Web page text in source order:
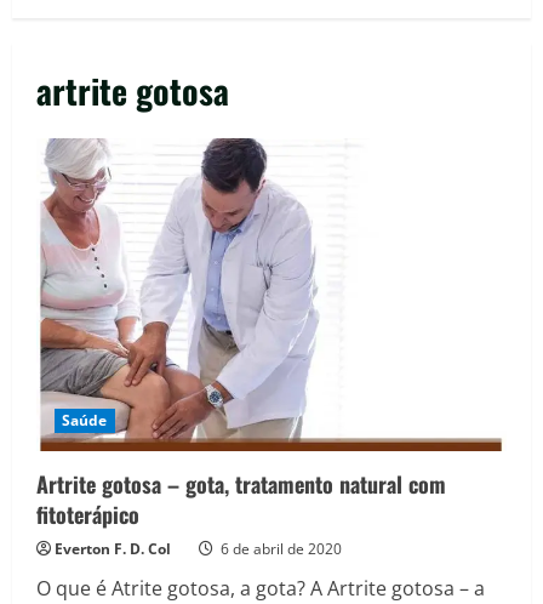
artrite gotosa
Saúde
Artrite gotosa – gota, tratamento natural com
fitoterápico
Everton F. D. Col 6 de abril de 2020
O que é Atrite gotosa, a gota? A Artrite gotosa – a